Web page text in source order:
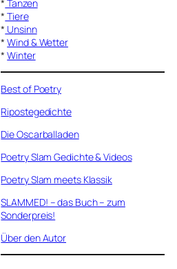
* Tanzen
* Tiere
* Unsinn
*Wind & Wetter
*Winter
Best of Poetry
Ripostegedichte
Die Oscarballaden
Poetry Slam Gedichte & Videos
Poetry Slam meets Klassik
SLAMMED! – das Buch – zum
Sonderpreis!
Über den Autor